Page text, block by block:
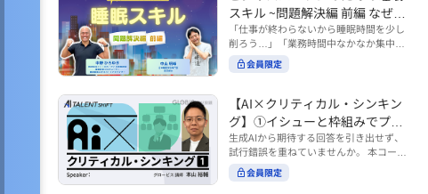
ーダーシップや組織変革を中心に学ぶコ
ース ・機能別戦略編（第8回〜12回）：
AI時代における機能別での戦略のあり方
を中心に学ぶコース より実践的なAIツー
ルの活用法について学びたい方は『AI W
earch?tag=AI%E3%83%AF%E3%83%B
C%E3%82%AF%E3%82%B7%E3%83%
95%E3%83%88 ※本コースは、AIのマネ
ジメント活用を学ぶ「AIビジネスシフ
ト」シリーズの一環として提供していま
す。 ※本動画は、制作時点の情報に基づ
も紹介。大事な場面で「心を動かす」プ
レゼンをしたい方におすすめです。関連
コース「プレゼンテーションスキル」も
併せてご覧ください。 ▼プレゼン動画分
析プロンプト（辛口） https://hodai.glo
bis.co.jp/learning_documents/6f976cd
ル https://unlimited.globis.co.jp/ja/co
urses/598f3254/ ※本コースは、AI時代
のビジネススキルを学ぶ「AIタレントシ
フト」シリーズの一環として提供してい
ます。 https://unlimited.globis.co.jp/j
a/tags/AI%E3%82%BF%E3%83%AC%E
スキル ~問題解決編 前編 なぜ眠
れないのか？~
「仕事が終わらないから睡眠時間を少し
削ろう…」「業務時間中なかなか集中で
きない…」「毎日朝起きるのがつら
い…」。 あなたはこのような経験をした
トの時間をやりくりするために、真っ先
に削りがちなのが「睡眠」時間。 実は
今、日本社会は世界と比較して「最も眠
らない国」だということもわかってきて
います。 慢性的な睡眠不足は、心身の健
康に悪影響なだけでなく、仕事のパフォ
ーマンスにも当然大きな影響を与え、社
会員限定
【AI×クリティカル・シンキン
グ】①イシューと枠組みでプロ
ンプトを磨く
生成AIから期待する回答を引き出せず、
試行錯誤を重ねていませんか。 本コース
では、生成AI活用の質を高める鍵とし
て、クリティカル・シンキングの視点か
会員限定